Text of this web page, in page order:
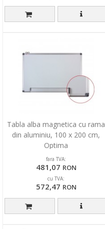
Tabla alba magnetica cu rama
din aluminiu, 100 x 200 cm,
Optima
fara TVA:
481,07 RON
cu TVA:
572,47 RON